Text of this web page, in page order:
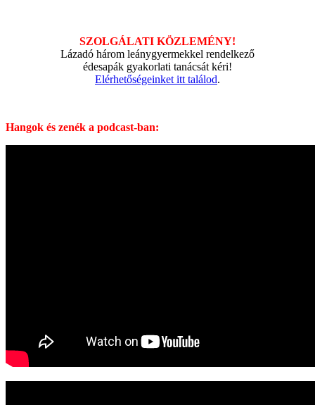
SZOLGÁLATI KÖZLEMÉNY!
Lázadó három leánygyermekkel rendelkező
édesapák gyakorlati tanácsát kéri!
Elérhetőségeinket itt találod.
Hangok és zenék a podcast-ban: